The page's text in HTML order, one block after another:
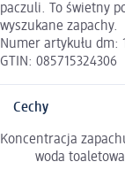
paczuli. To świetny
wyszukane zapachy.
Numer artykułu dm:
GTIN: 085715324306
Cechy
Koncentracja
woda toaletowa